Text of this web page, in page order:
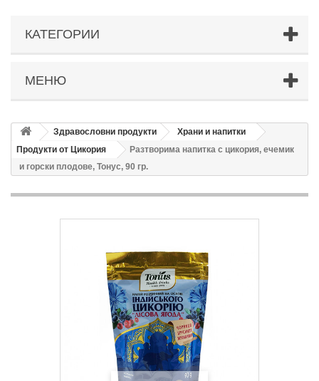
КАТЕГОРИИ
МЕНЮ
Здравословни продукти
Храни и напитки
Продукти от Цикория
Разтворима напитка с цикория, ечемик
и горски плодове, Тонус, 90 гр.